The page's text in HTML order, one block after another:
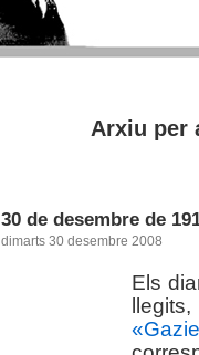
Arxiu per
30 de desembre de
dimarts 30 desembre 2008
Els